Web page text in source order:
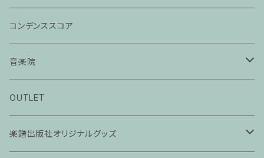
コンデンススコア
音楽院
ピアノ科３０分レッスン
ピアノ科４５分レッスン
OUTLET
楽譜出版社オリジナルグッズ